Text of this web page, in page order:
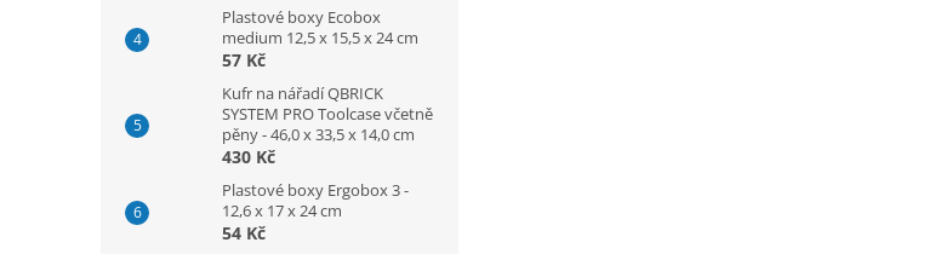
Plastové boxy Ecobox
medium 12,5 x 15,5 x 24 cm
57 Kč
Kufr na nářadí QBRICK
SYSTEM PRO Toolcase včetně
pěny - 46,0 x 33,5 x 14,0 cm
430 Kč
Plastové boxy Ergobox 3 -
12,6 x 17 x 24 cm
54 Kč